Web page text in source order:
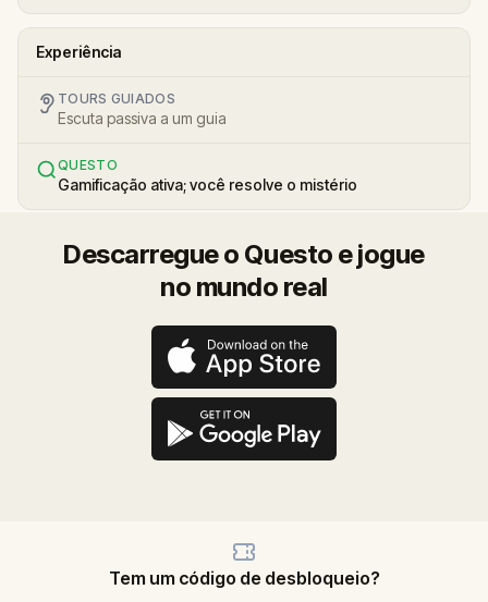
Experiência
TOURS GUIADOS
Escuta passiva a um guia
QUESTO
Gamificação ativa; você resolve o mistério
Descarregue o Questo e jogue
no mundo real
Tem um código de desbloqueio?